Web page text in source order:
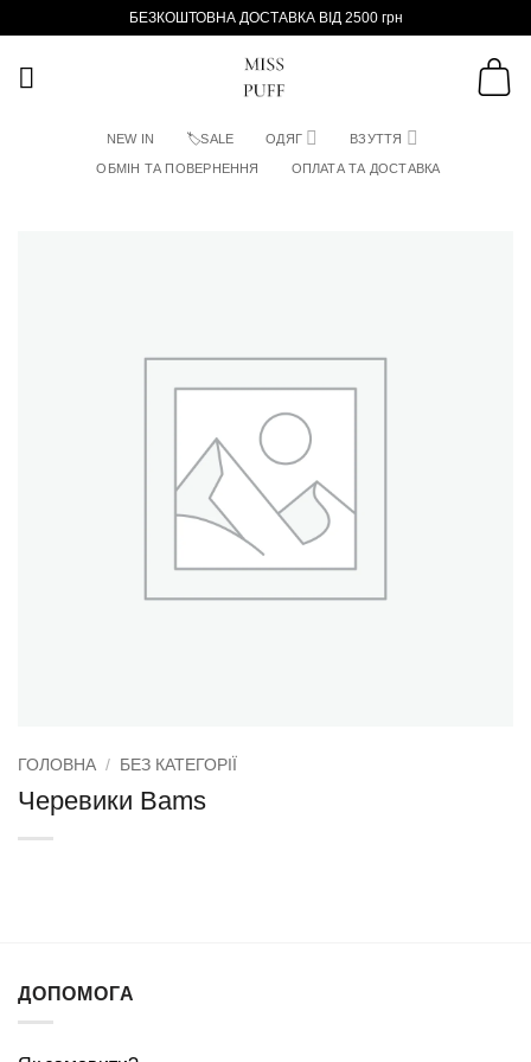
БЕЗКОШТОВНА ДОСТАВКА ВІД 2500 грн
NEW IN 🏷SALE ОДЯГ ВЗУТТЯ
ОБМІН ТА ПОВЕРНЕННЯ ОПЛАТА ТА ДОСТАВКА
ГОЛОВНА / БЕЗ КАТЕГОРІЇ
Черевики Bams
ДОПОМОГА